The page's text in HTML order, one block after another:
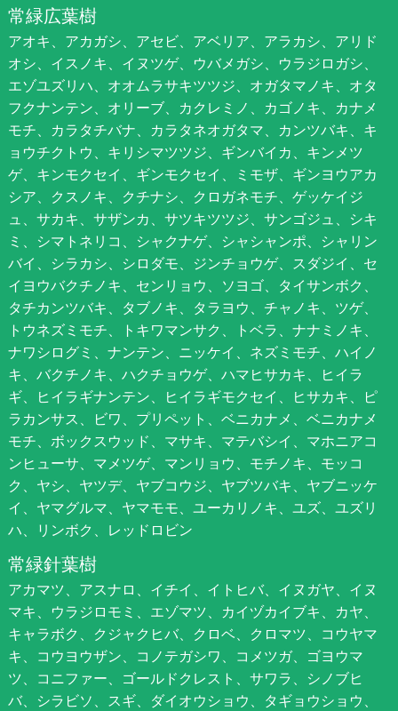
常緑広葉樹
アオキ、アカガシ、アセビ、アベリア、アラカシ、アリド
オシ、イスノキ、イヌツゲ、ウバメガシ、ウラジロガシ、
エゾユズリハ、オオムラサキツツジ、オガタマノキ、オタ
フクナンテン、オリーブ、カクレミノ、カゴノキ、カナメ
モチ、カラタチバナ、カラタネオガタマ、カンツバキ、キ
ョウチクトウ、キリシマツツジ、ギンバイカ、キンメツ
ゲ、キンモクセイ、ギンモクセイ、ミモザ、ギンヨウアカ
シア、クスノキ、クチナシ、クロガネモチ、ゲッケイジ
ュ、サカキ、サザンカ、サツキツツジ、サンゴジュ、シキ
ミ、シマトネリコ、シャクナゲ、シャシャンポ、シャリン
バイ、シラカシ、シロダモ、ジンチョウゲ、スダジイ、セ
イヨウバクチノキ、センリョウ、ソヨゴ、タイサンボク、
タチカンツバキ、タブノキ、タラヨウ、チャノキ、ツゲ、
トウネズミモチ、トキワマンサク、トベラ、ナナミノキ、
ナワシログミ、ナンテン、ニッケイ、ネズミモチ、ハイノ
キ、バクチノキ、ハクチョウゲ、ハマヒサカキ、ヒイラ
ギ、ヒイラギナンテン、ヒイラギモクセイ、ヒサカキ、ピ
ラカンサス、ビワ、プリペット、ベニカナメ、ベニカナメ
モチ、ボックスウッド、マサキ、マテバシイ、マホニアコ
ンヒューサ、マメツゲ、マンリョウ、モチノキ、モッコ
ク、ヤシ、ヤツデ、ヤブコウジ、ヤブツバキ、ヤブニッケ
イ、ヤマグルマ、ヤマモモ、ユーカリノキ、ユズ、ユズリ
ハ、リンボク、レッドロビン
常緑針葉樹
アカマツ、アスナロ、イチイ、イトヒバ、イヌガヤ、イヌ
マキ、ウラジロモミ、エゾマツ、カイヅカイブキ、カヤ、
キャラボク、クジャクヒバ、クロベ、クロマツ、コウヤマ
キ、コウヨウザン、コノテガシワ、コメツガ、ゴヨウマ
ツ、コニファー、ゴールドクレスト、サワラ、シノブヒ
バ、シラビソ、スギ、ダイオウショウ、タギョウショウ、